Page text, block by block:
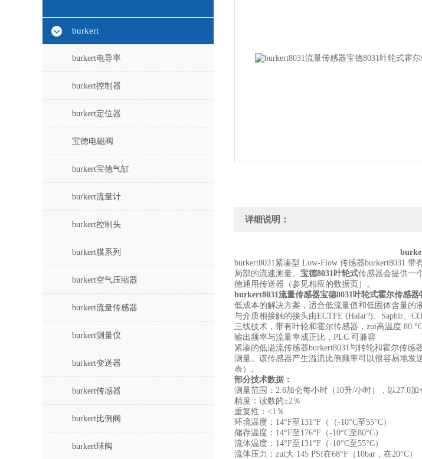
burkert
burkert电导率
burkert控制器
burkert定位器
宝德电磁阀
burkert宝德气缸
burkert流量计
burkert控制头
burkert膜系列
burkert空气压缩器
burkert流量传感器
burkert测量仪
burkert变送器
burkert传感器
burkert比例阀
burkert球阀
详细说明：
burkert8031紧凑型 Low-Flow 传感器burkert8031
局部的流速测量。 宝德8031叶轮式传感器会提供一
德通用传送器（参见相应的数据页）。
burkert8031流量传感器宝德8031叶轮式霍尔传感器
低成本的解决方案，适合低流量值和低固体含量的
与介质相接触的接头由ECTFE (Halar?)、Saphir、
三线技术，带有叶轮和霍尔传感器，zui高温度 80
输出频率与流量率成正比，PLC 可兼容
紧凑的低溢流传感器burkert8031与转轮和霍尔传
测量。该传感器产生溢流比例频率可以很容易地发
表）。
部分技术数据：
测量范围：2.6加仑每小时（10升/小时），以27.0
精度：读数的±2％
重复性：<1％
环境温度：14°F至131°F（（-10°C至55°C）
储存温度：14°F至176°F（-10°C至80°C）
流体温度：14°F至131°F（-10°C至55°C）
流体压力：zui大 145 PSI在68°F（10bar，在20°C）